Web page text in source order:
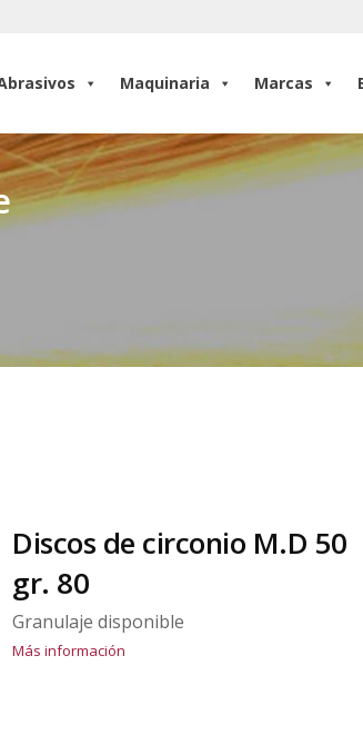
Maquinaria Marcas
Discos de circonio M.D 50
gr. 80
Granulaje disponible
Más información